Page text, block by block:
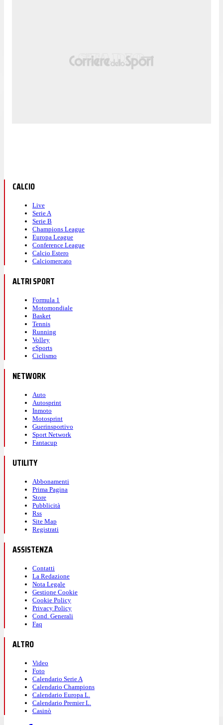
CALCIO
Live
Serie A
Serie B
Champions League
Europa League
Conference League
Calcio Estero
Calciomercato
ALTRI SPORT
Formula 1
Motomondiale
Basket
Tennis
Running
Volley
eSports
Ciclismo
NETWORK
Auto
Autosprint
Inmoto
Motosprint
Guerinsportivo
Sport Network
Fantacup
UTILITY
Abbonamenti
Prima Pagina
Store
Pubblicità
Rss
Site Map
Registrati
ASSISTENZA
Contatti
La Redazione
Nota Legale
Gestione Cookie
Cookie Policy
Privacy Policy
Cond. Generali
Faq
ALTRO
Video
Foto
Calendario Serie A
Calendario Champions
Calendario Europa L.
Calendario Premier L.
Casinò